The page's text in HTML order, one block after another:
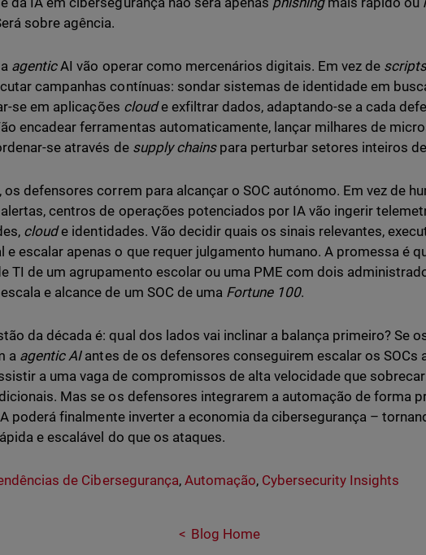
sobre agência.
agenticAI vão operar como mercenários digitais. Em vez de
campanhas contínuas: sondar sistemas de identidade em
se em aplicações cloude exfiltrar dados, adaptando-se a cada
encadear ferramentas automaticamente, lançar milhares de
se através de supply chainspara perturbar setores inteiros
os defensores correm para alcançar o SOC autónomo. Em vez de
centros de operações potenciados por IA vão ingerir
cloude identidades. Vão decidir quais os sinais relevantes,
e escalar apenas o que requer julgamento humano. A promessa é
TI de um agrupamento escolar ou uma PME com dois
e alcance de um SOC de uma Fortune 100.
da década é: qual dos lados vai inclinar a balança primeiro? Se
a agentic AIantes de os defensores conseguirem escalar os SOCs
a uma vaga de compromissos de alta velocidade que
Mas se os defensores integrarem a automação de forma
poderá finalmente inverter a economia da cibersegurança –
e escalável do que os ataques.
de Cibersegurança, Automação, Cybersecurity Insights
Blog Home